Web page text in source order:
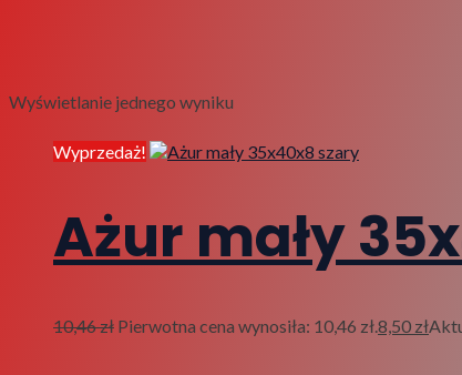
Wyświetlanie jednego wyniku
Wyprzedaż!
Ażur mały
10,46zł Pierwotna cena wynosiła: 10,46 zł.8,50 zł